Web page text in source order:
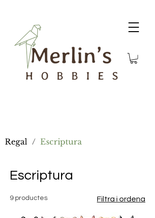
Regal / Escriptura
Escriptura
9 productes Filtra i ordena